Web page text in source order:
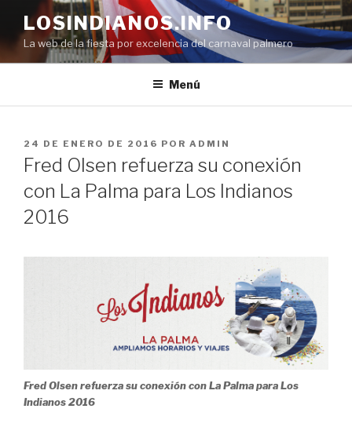
contenido
LOSINDIANOS.INFO
La web de la fiesta por excelencia del carnaval palmero
Menú
PUBLICADO
EL
24 DE ENERO DE 2016 POR ADMIN
Fred Olsen refuerza su conexión
con La Palma para Los Indianos
2016
Fred Olsen refuerza su conexión con La Palma para Los
Indianos 2016